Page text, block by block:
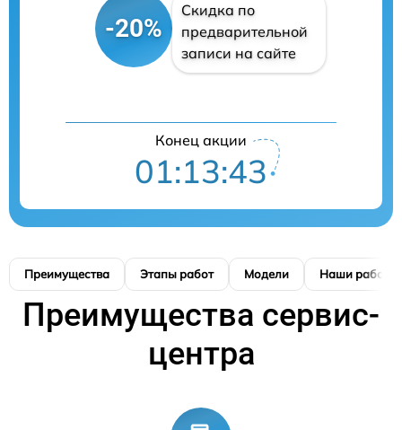
-20%
Скидка по
предварительной
записи на сайте
Конец акции
01:13:42
Преимущества Этапы работ Модели Наши работы
Преимущества сервис-
центра